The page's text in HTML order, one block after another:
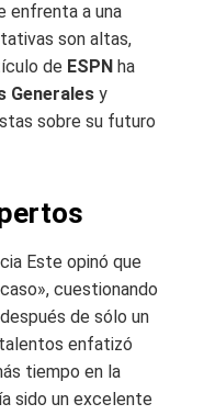
enfrenta a una
son altas,
de ESPN ha
Generales y
sobre su futuro
Este opinó que
cuestionando
de sólo un
enfatizó
tiempo en la
sido un excelente